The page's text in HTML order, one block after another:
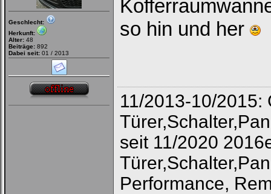
Geschlecht:
Herkunft:
Alter: 48
Beiträge: 892
Dabei seit: 01 / 2013
so hin und her
11/2013-10/2015:
seit 11/2020
Performance,